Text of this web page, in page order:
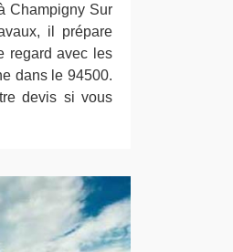
Champigny Sur
il prépare
regard avec les
dans le 94500.
devis si vous